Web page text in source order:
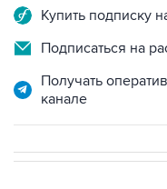
Купить подписку
Подписаться на
Получать
канале